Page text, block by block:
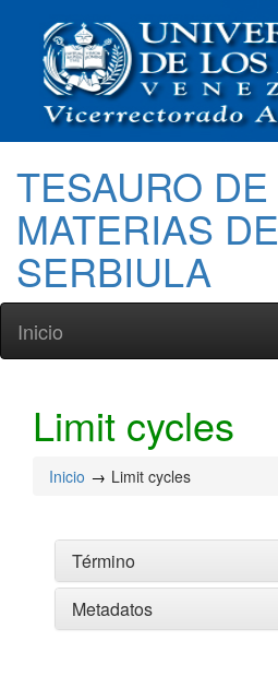
TESAURO DE
MATERIAS DE
SERBIULA
Inicio
Limit cycles
Inicio Limit cycles
Término
Metadatos